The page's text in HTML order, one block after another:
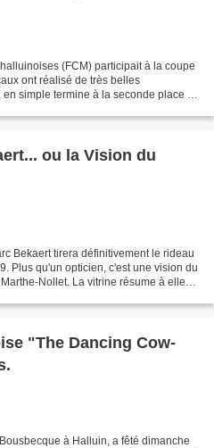
(FCM) participait à la coupe
ont réalisé de très belles
simple termine à la seconde place et
ou la Vision du
Bekaert tirera définitivement le rideau
Plus qu'un opticien, c'est une vision du
Nollet. La vitrine résume à elle
"The Dancing Cow-
à Halluin, a fêté dimanche